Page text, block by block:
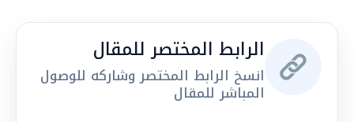
الرابط المختصر للمقال
انسخ الرابط المختصر وشاركه للوصول
المباشر للمقال